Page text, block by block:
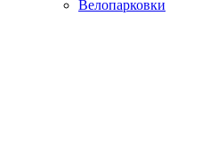
Велопарковки